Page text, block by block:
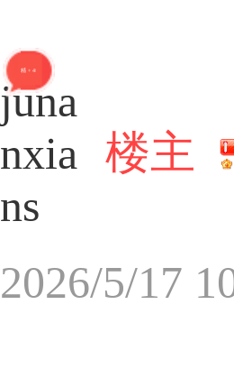
精 + 40
juna
nxia
ns
楼主
2026/5/17